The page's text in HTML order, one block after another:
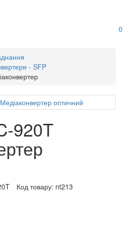
0
- SFP
920T
Код товару: nt213